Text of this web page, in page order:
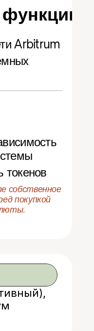
Arbitrum
токенов
собственное
покупкой